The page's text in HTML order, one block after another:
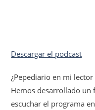
Descargar el podcast
¿Pepediario en mi
Hemos desarrollado un
escuchar el programa